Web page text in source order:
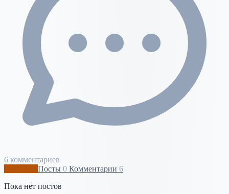
6 комментариев
Посты 0 Комментарии 6
Пока нет постов